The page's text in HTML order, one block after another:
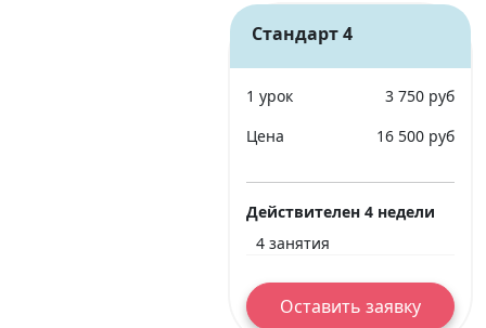
Стандарт 4
1 урок
3 750 руб
Цена
16 500 руб
Действителен 4 недели
4 занятия
Оставить заявку